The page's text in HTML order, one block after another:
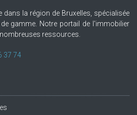
dans la région de Bruxelles, spécialisée
gamme. Notre portail de l'immobilier
ressources.
37 74